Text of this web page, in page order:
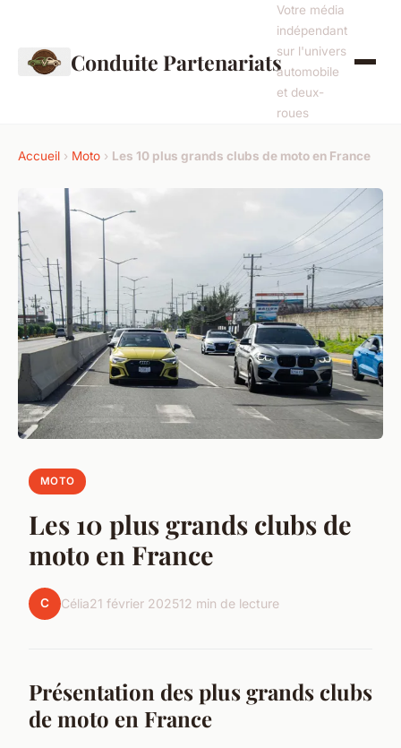
Conduite Partenariats
Votre média
indépendant
sur l'univers
automobile
et deux-
roues
Accueil › Moto › Les 10 plus grands clubs de moto en France
MOTO
Les 10 plus grands clubs de
moto en France
C Célia21 février 202512 min de lecture
Présentation des plus grands clubs
de moto en France